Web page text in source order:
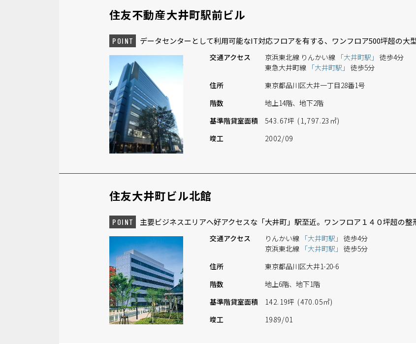
住友不動産大井町駅前ビル
POINT データセンターとして利用可能なIT対応フロアを有する、ワンフロア500坪超の大
交通アクセス 京浜東北線 りんかい線 「大井町駅」 徒歩4分
東急大井町線 「大井町駅」 徒歩5分
住所
東京都品川区大井一丁目28番1号
階数
地上14階、地下2階
基準階貸室面積
543.67坪 (1,797.23㎡)
竣工
2002/09
住友大井町ビル北館
POINT 主要ビジネスエリアへ好アクセスな「大井町」駅至近。ワンフロア１４０坪超の整
交通アクセス りんかい線 「大井町駅」 徒歩4分
京浜東北線 「大井町駅」 徒歩5分
住所
東京都品川区大井1-20-6
階数
地上6階、地下1階
基準階貸室面積
142.19坪 (470.05㎡)
竣工
1989/01